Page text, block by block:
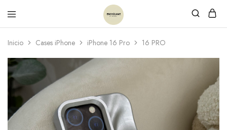
Inicio Cases iPhone iPhone 16 Pro 16 PRO